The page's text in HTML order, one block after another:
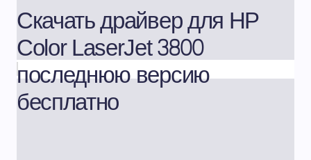
Скачать драйвер для HP
Color LaserJet 3800
последнюю версию
бесплатно